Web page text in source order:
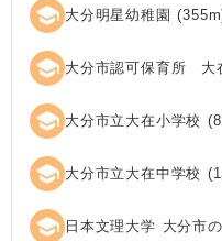
school 大分明星幼稚園 (355
school 大分市認可保育所 大
school 大分市立大在小学校 (
school 大分市立大在中学校 (
school 日本文理大学 大分市